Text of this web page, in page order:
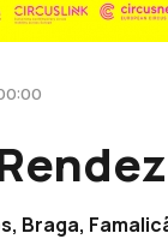
Braga,